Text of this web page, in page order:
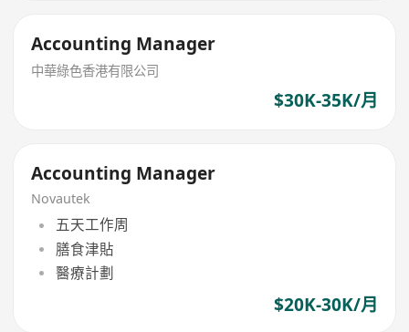
Accounting Manager
中華綠色香港有限公司
$30K-35K/月
Accounting Manager
Novautek
五天工作周
膳食津貼
醫療計劃
$20K-30K/月